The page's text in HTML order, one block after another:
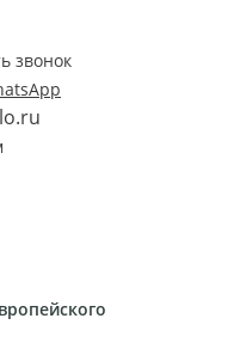
звонок